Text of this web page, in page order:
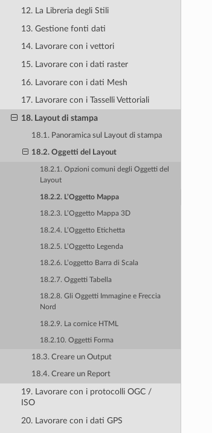
12. La Libreria degli Stili
13. Gestione fonti dati
14. Lavorare con i vettori
15. Lavorare con i dati raster
16. Lavorare con i dati Mesh
17. Lavorare con i Tasselli Vettoriali
18. Layout di stampa
18.1. Panoramica sul Layout di stampa
18.2. Oggetti del Layout
18.2.1. Opzioni comuni degli Oggetti del
Layout
18.2.2. L’Oggetto Mappa
18.2.3. L’Oggetto Mappa 3D
18.2.4. L’Oggetto Etichetta
18.2.5. L’Oggetto Legenda
18.2.6. L’oggetto Barra di Scala
18.2.7. Oggetti Tabella
18.2.8. Gli Oggetti Immagine e Freccia
Nord
18.2.9. La cornice HTML
18.2.10. Oggetti Forma
18.3. Creare un Output
18.4. Creare un Report
19. Lavorare con i protocolli OGC /
ISO
20. Lavorare con i dati GPS